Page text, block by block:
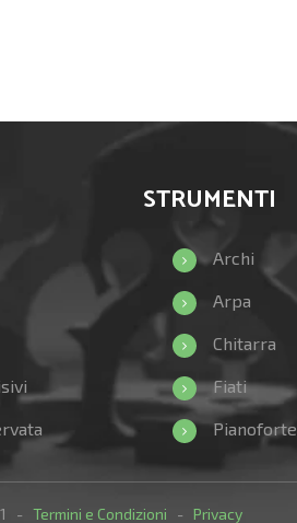
STRUMENTI
Archi
Arpa
Chitarra
Fiati
Pianoforte
- Termini e Condizioni - Privacy